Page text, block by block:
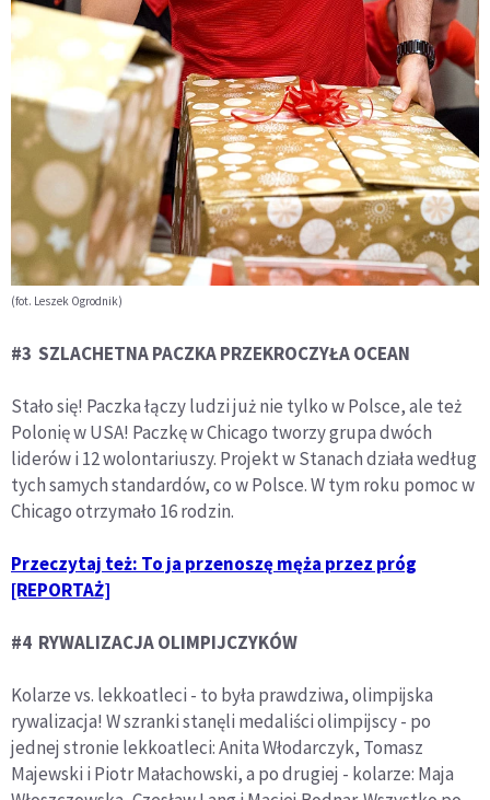
(fot. Leszek Ogrodnik)
#3 SZLACHETNA PACZKA PRZEKROCZYŁA OCEAN
Stało się! Paczka łączy ludzi już nie tylko w Polsce, ale też
Polonię w USA! Paczkę w Chicago tworzy grupa dwóch
liderów i 12 wolontariuszy. Projekt w Stanach działa według
tych samych standardów, co w Polsce. W tym roku pomoc w
Chicago otrzymało 16 rodzin.
Przeczytaj też: To ja przenoszę męża przez próg
[REPORTAŻ]
#4 RYWALIZACJA OLIMPIJCZYKÓW
Kolarze vs. lekkoatleci - to była prawdziwa, olimpijska
rywalizacja! W szranki stanęli medaliści olimpijscy - po
jednej stronie lekkoatleci: Anita Włodarczyk, Tomasz
Majewski i Piotr Małachowski, a po drugiej - kolarze: Maja